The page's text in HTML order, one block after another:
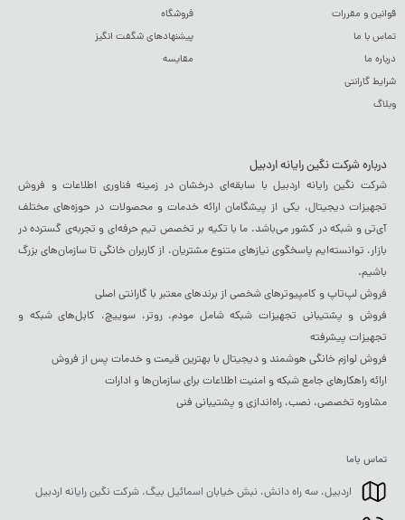
قوانین و مقررات
تماس با ما
درباره ما
شرایط گارانتی
وبلاگ
فروشگاه
پیشنهادهای شگفت انگیز
مقایسه
درباره شرکت نگین رایانه اردبیل
شرکت نگین رایانه اردبیل با سابقه‌ای درخشان در زمینه فناوری اطلاعات و فروش
تجهیزات دیجیتال، یکی از پیشگامان ارائه خدمات و محصولات در حوزه‌های مختلف
آی‌تی و شبکه در کشور می‌باشد. ما با تکیه بر تخصص تیم حرفه‌ای و تجربه‌ی گسترده در
بازار، توانسته‌ایم پاسخگوی نیازهای متنوع مشتریان، از کاربران خانگی تا سازمان‌های بزرگ
باشیم.
فروش لپ‌تاپ و کامپیوترهای شخصی از برندهای معتبر با گارانتی اصلی
فروش و پشتیبانی تجهیزات شبکه شامل مودم، روتر، سوییچ، کابل‌های شبکه و
تجهیزات پیشرفته
فروش لوازم خانگی هوشمند و دیجیتال با بهترین قیمت و خدمات پس از فروش
ارائه راهکارهای جامع شبکه و امنیت اطلاعات برای سازمان‌ها و ادارات
مشاوره تخصصی، نصب، راه‌اندازی و پشتیبانی فنی
تماس باما
اردبیل، سه راه دانش، نبش خیابان اسمائیل بیگ، شرکت نگین رایانه اردبیل